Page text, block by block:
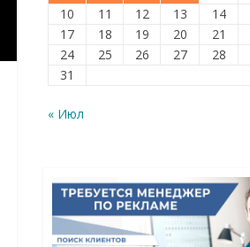
10
11 12 13 14
17
18 19 20 21
24
25 26 27 28
31
« Июл